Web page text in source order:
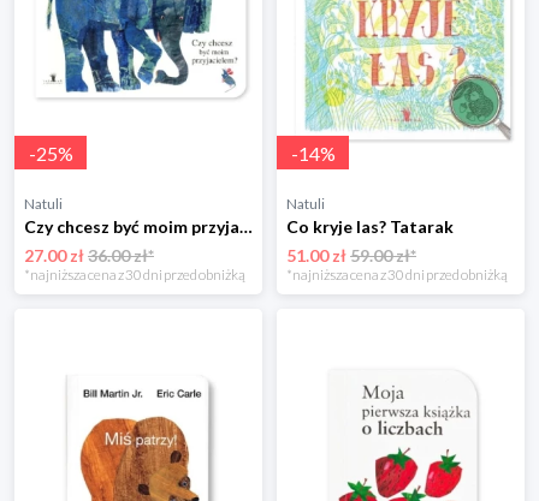
-25%
Natuli
Czy chcesz być moim przyjacielem? Tatarak
27.00 zł36.00 zł*
*najniższa cena z 30 dni przed obniżką
-14%
Natuli
Co kryje las? Tatarak
51.00 zł59.00 zł*
*najniższa cena z 30 dni przed obniżką